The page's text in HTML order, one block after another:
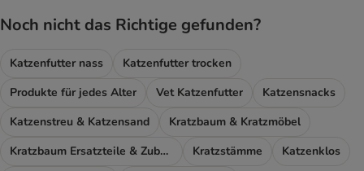
Noch nicht das Richtige gefunden?
Katzenfutter nass
Katzenfutter trocken
Produkte für jedes Alter
Vet Katzenfutter
Katzensnacks
Katzenstreu & Katzensand
Kratzbaum & Kratzmöbel
Kratzbaum Ersatzteile & Zubehör
Kratzstämme
Katzenklos